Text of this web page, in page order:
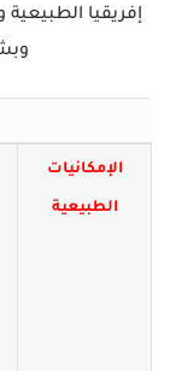
إفريقيا الطبيعية
الإمكانيات
الطبيعية